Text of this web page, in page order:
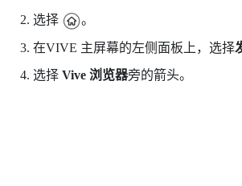
选择 。
在VIVE 主屏幕的左侧面板上，选择
选择 Vive 浏览器旁的箭头。